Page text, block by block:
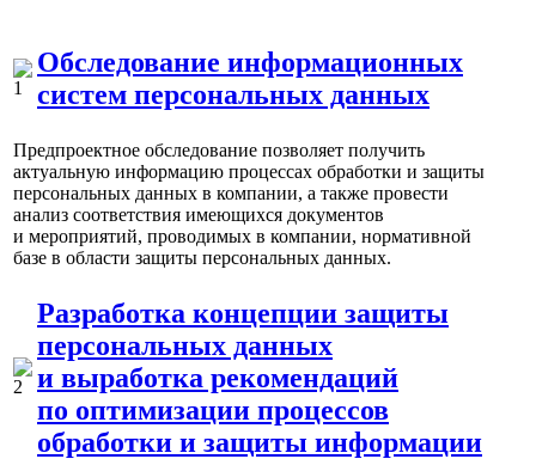
Обследование информационных
систем персональных данных
Предпроектное обследование позволяет получить
актуальную информацию процессах обработки и защиты
персональных данных в компании, а также провести
анализ соответствия имеющихся документов
и мероприятий, проводимых в компании, нормативной
базе в области защиты персональных данных.
Разработка концепции защиты
персональных данных
и выработка рекомендаций
по оптимизации процессов
обработки и защиты информации